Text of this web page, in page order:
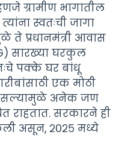
ग्रामीण भागातील
स्वतःची जागा
प्रधानमंत्री आवास
सारख्या घरकुल
पक्के घर बांधू
एक मोठी
अनेक जण
राहतात. सरकारने ही
असून, २०२५ मध्ये